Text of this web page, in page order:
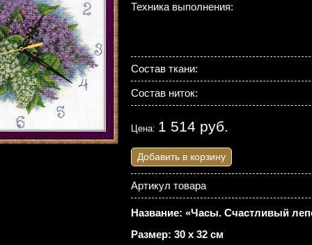
Техника выполнения:
Состав ткани:
Состав ниток:
Цена: 1 514 руб.
Добавить в корзину
Артикул товара
Название: «Часы. Счастливый
Размер: 30 х 32 см